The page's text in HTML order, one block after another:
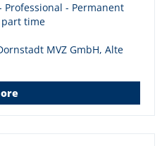
Professional - Permanent
time
MVZ GmbH, Alte